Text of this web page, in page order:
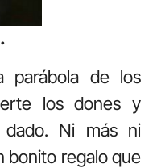
parábola de los
los dones y
dado. Ni más ni
bonito regalo que